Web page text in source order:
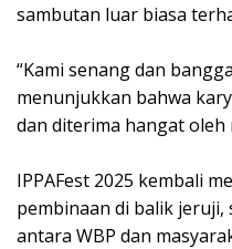
sambutan luar biasa
“Kami senang dan
menunjukkan bahwa
dan diterima hangat oleh
IPPAFest 2025 kembali
pembinaan di balik
antara WBP dan